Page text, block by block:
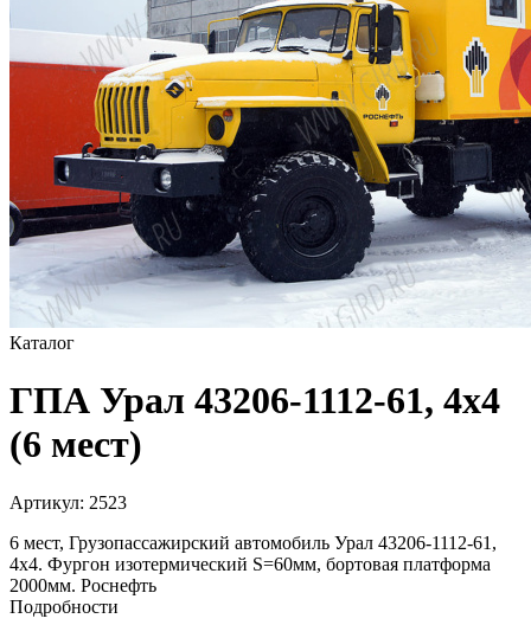
Каталог
ГПА Урал 43206-1112-61, 4х4
(6 мест)
Артикул: 2523
6 мест, Грузопассажирский автомобиль Урал 43206-1112-61,
4х4. Фургон изотермический S=60мм, бортовая платформа
2000мм. Роснефть
Подробности